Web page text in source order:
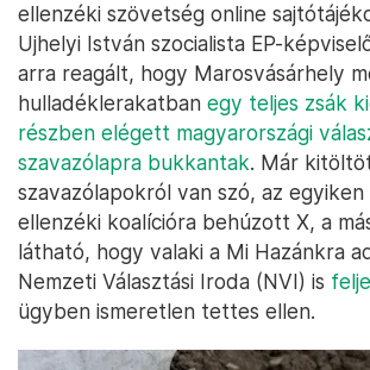
ellenzéki szövetség online
Ujhelyi István szocialista EP-
arra reagált, hogy Marosvásárhely
hulladéklerakatban egy teljes zsák
részben elégett magyarországi
szavazólapra bukkantak. Már
szavazólapokról van szó, az
ellenzéki koalícióra behúzott X, a
látható, hogy valaki a Mi Hazánkra
Nemzeti Választási Iroda (NVI) is
ügyben ismeretlen tettes ellen.